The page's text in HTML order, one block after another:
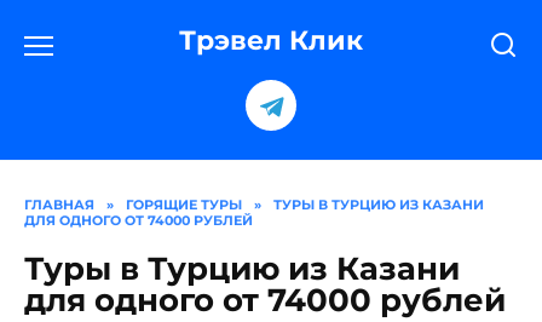
содержанию
Трэвел Клик
ГЛАВНАЯ » ГОРЯЩИЕ ТУРЫ »
ТУРЫ В ТУРЦИЮ ИЗ КАЗАНИ
ДЛЯ ОДНОГО ОТ 74000 РУБЛЕЙ
Туры в Турцию из Казани
для одного от 74000 рублей